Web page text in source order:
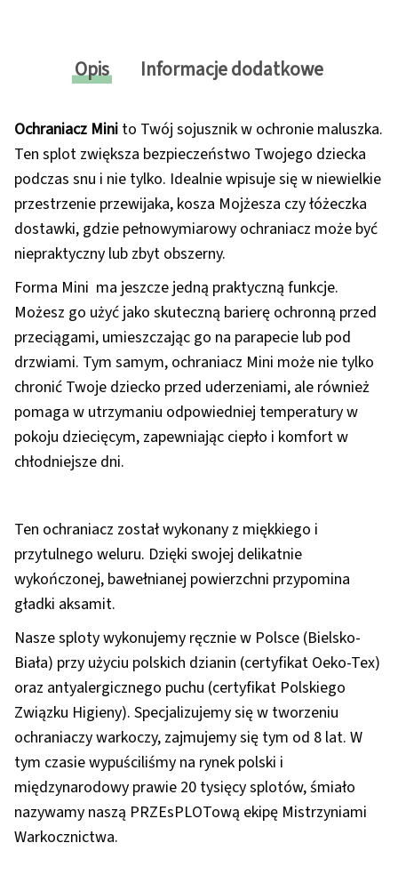
Opis Informacje dodatkowe
Ochraniacz Mini to Twój sojusznik w ochronie maluszka.
Ten splot zwiększa bezpieczeństwo Twojego dziecka
podczas snu i nie tylko. Idealnie wpisuje się w niewielkie
przestrzenie przewijaka, kosza Mojżesza czy łóżeczka
dostawki, gdzie pełnowymiarowy ochraniacz może być
niepraktyczny lub zbyt obszerny.
Forma Mini ma jeszcze jedną praktyczną funkcje.
Możesz go użyć jako skuteczną barierę ochronną przed
przeciągami, umieszczając go na parapecie lub pod
drzwiami. Tym samym, ochraniacz Mini może nie tylko
chronić Twoje dziecko przed uderzeniami, ale również
pomaga w utrzymaniu odpowiedniej temperatury w
pokoju dziecięcym, zapewniając ciepło i komfort w
chłodniejsze dni.
Ten ochraniacz został wykonany z miękkiego i
przytulnego weluru. Dzięki swojej delikatnie
wykończonej, bawełnianej powierzchni przypomina
gładki aksamit.
Nasze sploty wykonujemy ręcznie w Polsce (Bielsko-
Biała) przy użyciu polskich dzianin (certyfikat Oeko-Tex)
oraz antyalergicznego puchu (certyfikat Polskiego
Związku Higieny). Specjalizujemy się w tworzeniu
ochraniaczy warkoczy, zajmujemy się tym od 8 lat. W
tym czasie wypuściliśmy na rynek polski i
międzynarodowy prawie 20 tysięcy splotów, śmiało
nazywamy naszą PRZEsPLOTową ekipę Mistrzyniami
Warkocznictwa.